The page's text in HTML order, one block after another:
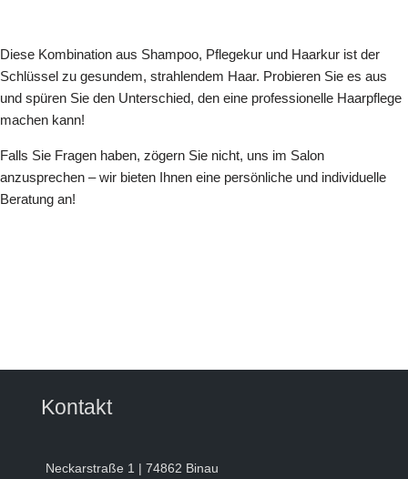
Diese Kombination aus Shampoo, Pflegekur und Haarkur ist der
Schlüssel zu gesundem, strahlendem Haar. Probieren Sie es aus
und spüren Sie den Unterschied, den eine professionelle Haarpflege
machen kann!
Falls Sie Fragen haben, zögern Sie nicht, uns im Salon
anzusprechen – wir bieten Ihnen eine persönliche und individuelle
Beratung an!
Kontakt
Neckarstraße 1 | 74862 Binau